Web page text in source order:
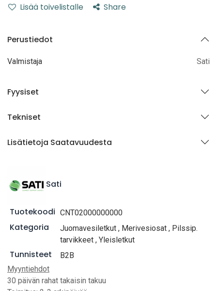
Lisää toivelistalle Share
Perustiedot
Valmistaja Sati
Fyysiset
Tekniset
Lisätietoja Saatavuudesta
Sati
Tuotekoodi CNT02000000000
Kategoria Juomavesiletkut, Merivesiosat, Pilssip.
tarvikkeet, Yleisletkut
Tunnisteet
B2B
Myyntiehdot
30 päivän rahat takaisin takuu